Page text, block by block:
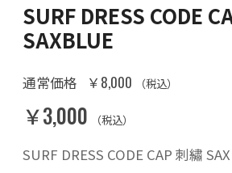
SURF DRESS CODE
SAXBLUE
通常価格 ￥8,000 （税込）
￥3,000 （税込）
SURF DRESS CODE CAP 刺繡